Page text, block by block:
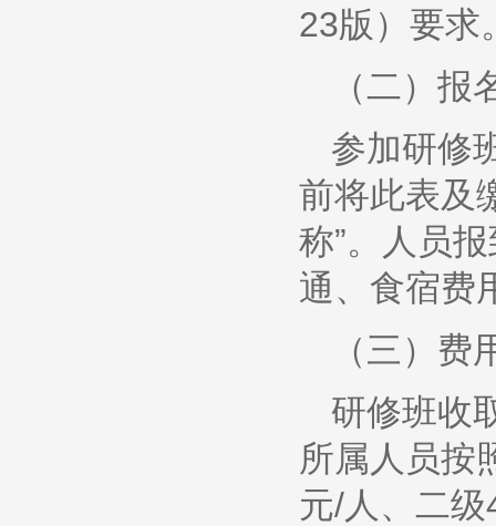
23版）要求
（二）报
参加研修
前将此表及
称”。人员
通、食宿费
（三）费
研修班收
所属人员按
元/人、二